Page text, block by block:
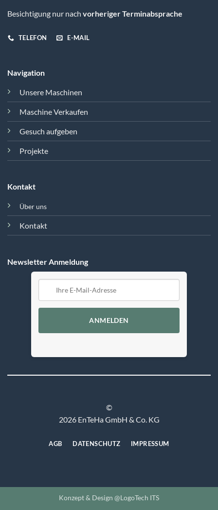
Besichtigung nur nach vorheriger Terminabsprache
TELEFON E-MAIL
Navigation
Unsere Maschinen
Maschine Verkaufen
Gesuch aufgeben
Projekte
Kontakt
Über uns
Kontakt
Newsletter Anmeldung
ANMELDEN
©
2026 EnTeHa GmbH & Co. KG
AGB DATENSCHUTZ IMPRESSUM
Konzept & Design @LogoTech ITS